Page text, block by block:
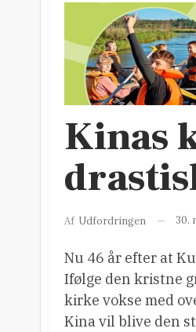
Kinas
Af Udfordringen 30.
Nu 46 år efter at
Ifølge den kristne
kirke vokse med
Kina vil blive den